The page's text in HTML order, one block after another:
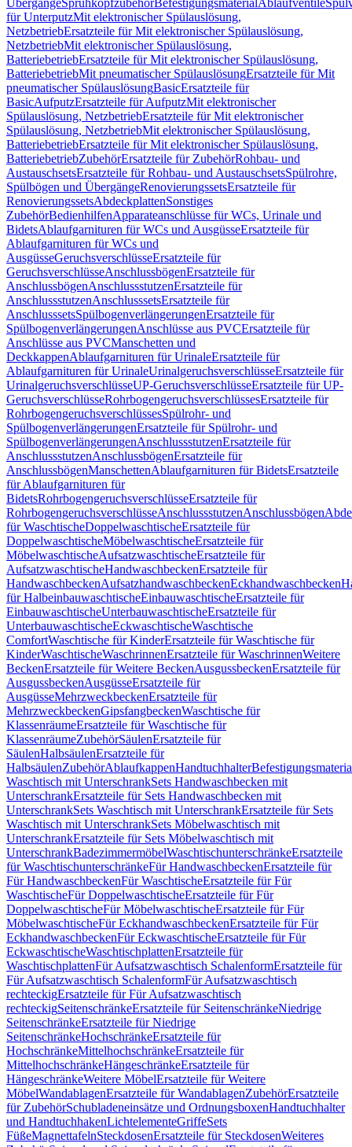
ÜbergängeSprühkopfzubehörBefestigungsmaterialAblaufventile
für UnterputzMit elektronischer Spülauslösung,
NetzbetriebErsatzteile für Mit elektronischer Spülauslösung,
NetzbetriebMit elektronischer Spülauslösung,
BatteriebetriebErsatzteile für Mit elektronischer Spülauslösung,
BatteriebetriebMit pneumatischer SpülauslösungErsatzteile für Mit
pneumatischer SpülauslösungBasicErsatzteile für
BasicAufputzErsatzteile für AufputzMit elektronischer
Spülauslösung, NetzbetriebErsatzteile für Mit elektronischer
Spülauslösung, NetzbetriebMit elektronischer Spülauslösung,
BatteriebetriebErsatzteile für Mit elektronischer Spülauslösung,
BatteriebetriebZubehörErsatzteile für ZubehörRohbau- und
AustauschsetsErsatzteile für Rohbau- und AustauschsetsSpülrohre,
Spülbögen und ÜbergängeRenovierungssetsErsatzteile für
RenovierungssetsAbdeckplattenSonstiges
ZubehörBedienhilfenApparateanschlüsse für WCs, Urinale und
BidetsAblaufgarnituren für WCs und AusgüsseErsatzteile für
Ablaufgarnituren für WCs und
AusgüsseGeruchsverschlüsseErsatzteile für
GeruchsverschlüsseAnschlussbögenErsatzteile für
AnschlussbögenAnschlussstutzenErsatzteile für
AnschlussstutzenAnschlusssetsErsatzteile für
AnschlusssetsSpülbogenverlängerungenErsatzteile für
SpülbogenverlängerungenAnschlüsse aus PVCErsatzteile für
Anschlüsse aus PVCManschetten und
DeckkappenAblaufgarnituren für UrinaleErsatzteile für
Ablaufgarnituren für UrinaleUrinalgeruchsverschlüsseErsatzteile für
UrinalgeruchsverschlüsseUP-GeruchsverschlüsseErsatzteile für UP-
GeruchsverschlüsseRohrbogengeruchsverschlüssesErsatzteile für
RohrbogengeruchsverschlüssesSpülrohr- und
SpülbogenverlängerungenErsatzteile für Spülrohr- und
SpülbogenverlängerungenAnschlussstutzenErsatzteile für
AnschlussstutzenAnschlussbögenErsatzteile für
AnschlussbögenManschettenAblaufgarnituren für BidetsErsatzteile
für Ablaufgarnituren für
BidetsRohrbogengeruchsverschlüsseErsatzteile für
RohrbogengeruchsverschlüsseAnschlussstutzenAnschlussbögen
für WaschtischeDoppelwaschtischeErsatzteile für
DoppelwaschtischeMöbelwaschtischeErsatzteile für
MöbelwaschtischeAufsatzwaschtischeErsatzteile für
AufsatzwaschtischeHandwaschbeckenErsatzteile für
HandwaschbeckenAufsatzhandwaschbeckenEckhandwaschbecken
für HalbeinbauwaschtischeEinbauwaschtischeErsatzteile für
EinbauwaschtischeUnterbauwaschtischeErsatzteile für
UnterbauwaschtischeEckwaschtischeWaschtische
ComfortWaschtische für KinderErsatzteile für Waschtische für
KinderWaschtischeWaschrinnenErsatzteile für WaschrinnenWeitere
BeckenErsatzteile für Weitere BeckenAusgussbeckenErsatzteile für
AusgussbeckenAusgüsseErsatzteile für
AusgüsseMehrzweckbeckenErsatzteile für
MehrzweckbeckenGipsfangbeckenWaschtische für
KlassenräumeErsatzteile für Waschtische für
KlassenräumeZubehörSäulenErsatzteile für
SäulenHalbsäulenErsatzteile für
HalbsäulenZubehörAblaufkappenHandtuchhalter
Waschtisch mit UnterschrankSets Handwaschbecken mit
UnterschrankErsatzteile für Sets Handwaschbecken mit
UnterschrankSets Waschtisch mit UnterschrankErsatzteile für Sets
Waschtisch mit UnterschrankSets Möbelwaschtisch mit
UnterschrankErsatzteile für Sets Möbelwaschtisch mit
UnterschrankBadezimmermöbelWaschtischunterschränkeErsatzteile
für WaschtischunterschränkeFür HandwaschbeckenErsatzteile für
Für HandwaschbeckenFür WaschtischeErsatzteile für Für
WaschtischeFür DoppelwaschtischeErsatzteile für Für
DoppelwaschtischeFür MöbelwaschtischeErsatzteile für Für
MöbelwaschtischeFür EckhandwaschbeckenErsatzteile für Für
EckhandwaschbeckenFür EckwaschtischeErsatzteile für Für
EckwaschtischeWaschtischplattenErsatzteile für
WaschtischplattenFür Aufsatzwaschtisch SchalenformErsatzteile für
Für Aufsatzwaschtisch SchalenformFür Aufsatzwaschtisch
rechteckigErsatzteile für Für Aufsatzwaschtisch
rechteckigSeitenschränkeErsatzteile für SeitenschränkeNiedrige
SeitenschränkeErsatzteile für Niedrige
SeitenschränkeHochschränkeErsatzteile für
HochschränkeMittelhochschränkeErsatzteile für
MittelhochschränkeHängeschränkeErsatzteile für
HängeschränkeWeitere MöbelErsatzteile für Weitere
MöbelWandablagenErsatzteile für WandablagenZubehörErsatzteile
für ZubehörSchubladeneinsätze und OrdnungsboxenHandtuchhalter
und HandtuchhakenLichtelementeGriffeSets
FüßeMagnettafelnSteckdosenErsatzteile für SteckdosenWeiteres